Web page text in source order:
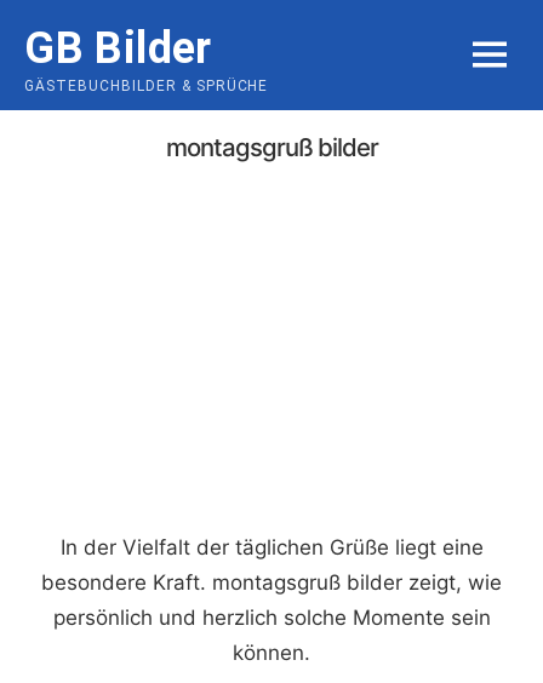
content
GB Bilder
GÄSTEBUCHBILDER & SPRÜCHE
MENU
montagsgruß bilder
In der Vielfalt der täglichen Grüße liegt eine
besondere Kraft. montagsgruß bilder zeigt, wie
persönlich und herzlich solche Momente sein
können.